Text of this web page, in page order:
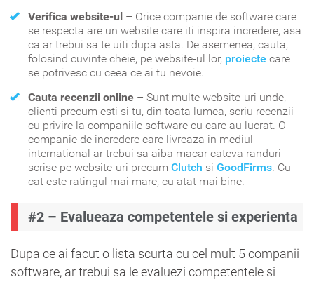
Verifica website-ul – Orice companie de software care
se respecta are un website care iti inspira incredere, asa
ca ar trebui sa te uiti dupa asta. De asemenea, cauta,
folosind cuvinte cheie, pe website-ul lor, proiecte care
se potrivesc cu ceea ce ai tu nevoie.
Cauta recenzii online – Sunt multe website-uri unde,
clienti precum esti si tu, din toata lumea, scriu recenzii
cu privire la companiile software cu care au lucrat. O
companie de incredere care livreaza in mediul
international ar trebui sa aiba macar cateva randuri
scrise pe website-uri precum Clutch si GoodFirms. Cu
cat este ratingul mai mare, cu atat mai bine.
#2 – Evalueaza competentele si experienta
Dupa ce ai facut o lista scurta cu cel mult 5 companii
software, ar trebui sa le evaluezi competentele si